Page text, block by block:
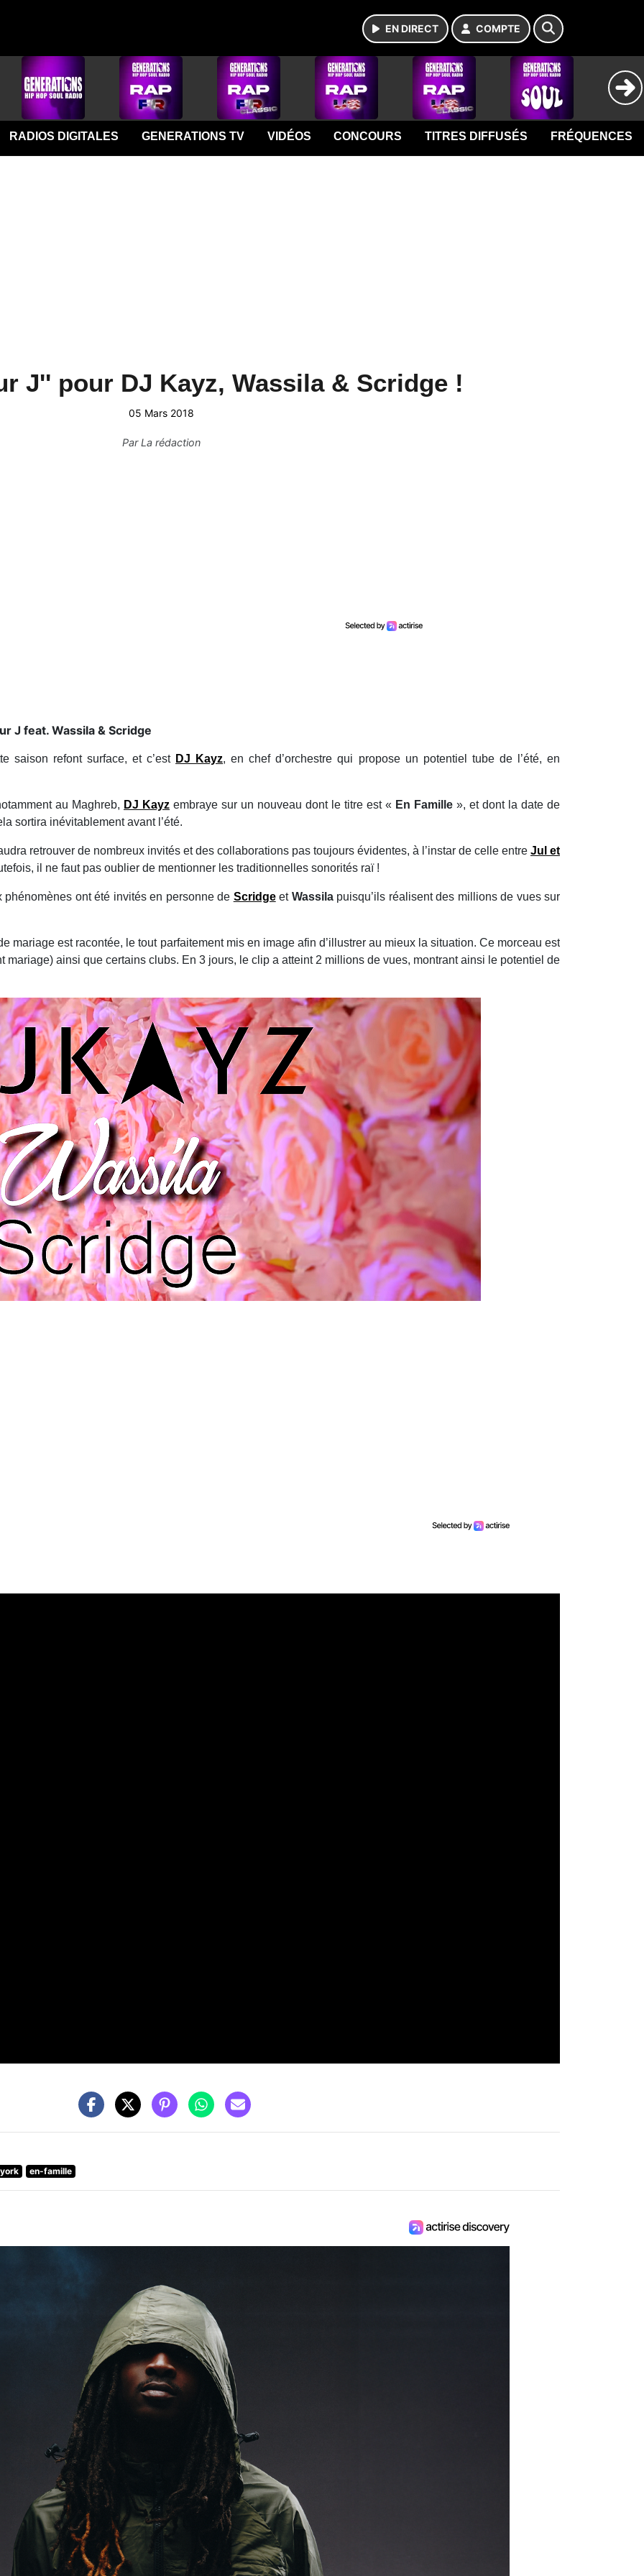
EN DIRECT COMPTE
RADIOS DIGITALES GENERATIONS TV VIDÉOS CONCOURS TITRES DIFFUSÉS FRÉQUENCES
J'' pour DJ Kayz, Wassila & Scridge !
05 Mars 2018
ParLa rédaction
J feat. Wassila & Scridge
saison refont surface, et c’est DJ Kayz, en chef d’orchestre qui propose un potentiel tube de l’été, en
au Maghreb, DJ Kayz embraye sur un nouveau dont le titre est « En Famille », et dont la date de
sortira inévitablement avant l’été.
retrouver de nombreux invités et des collaborations pas toujours évidentes, à l’instar de celle entre Jul et
il ne faut pas oublier de mentionner les traditionnelles sonorités raï !
ont été invités en personne de Scridge et Wassila puisqu’ils réalisent des millions de vues sur
mariage est racontée, le tout parfaitement mis en image afin d’illustrer au mieux la situation. Ce morceau est
ainsi que certains clubs. En 3 jours, le clip a atteint 2 millions de vues, montrant ainsi le potentiel de
en-famille